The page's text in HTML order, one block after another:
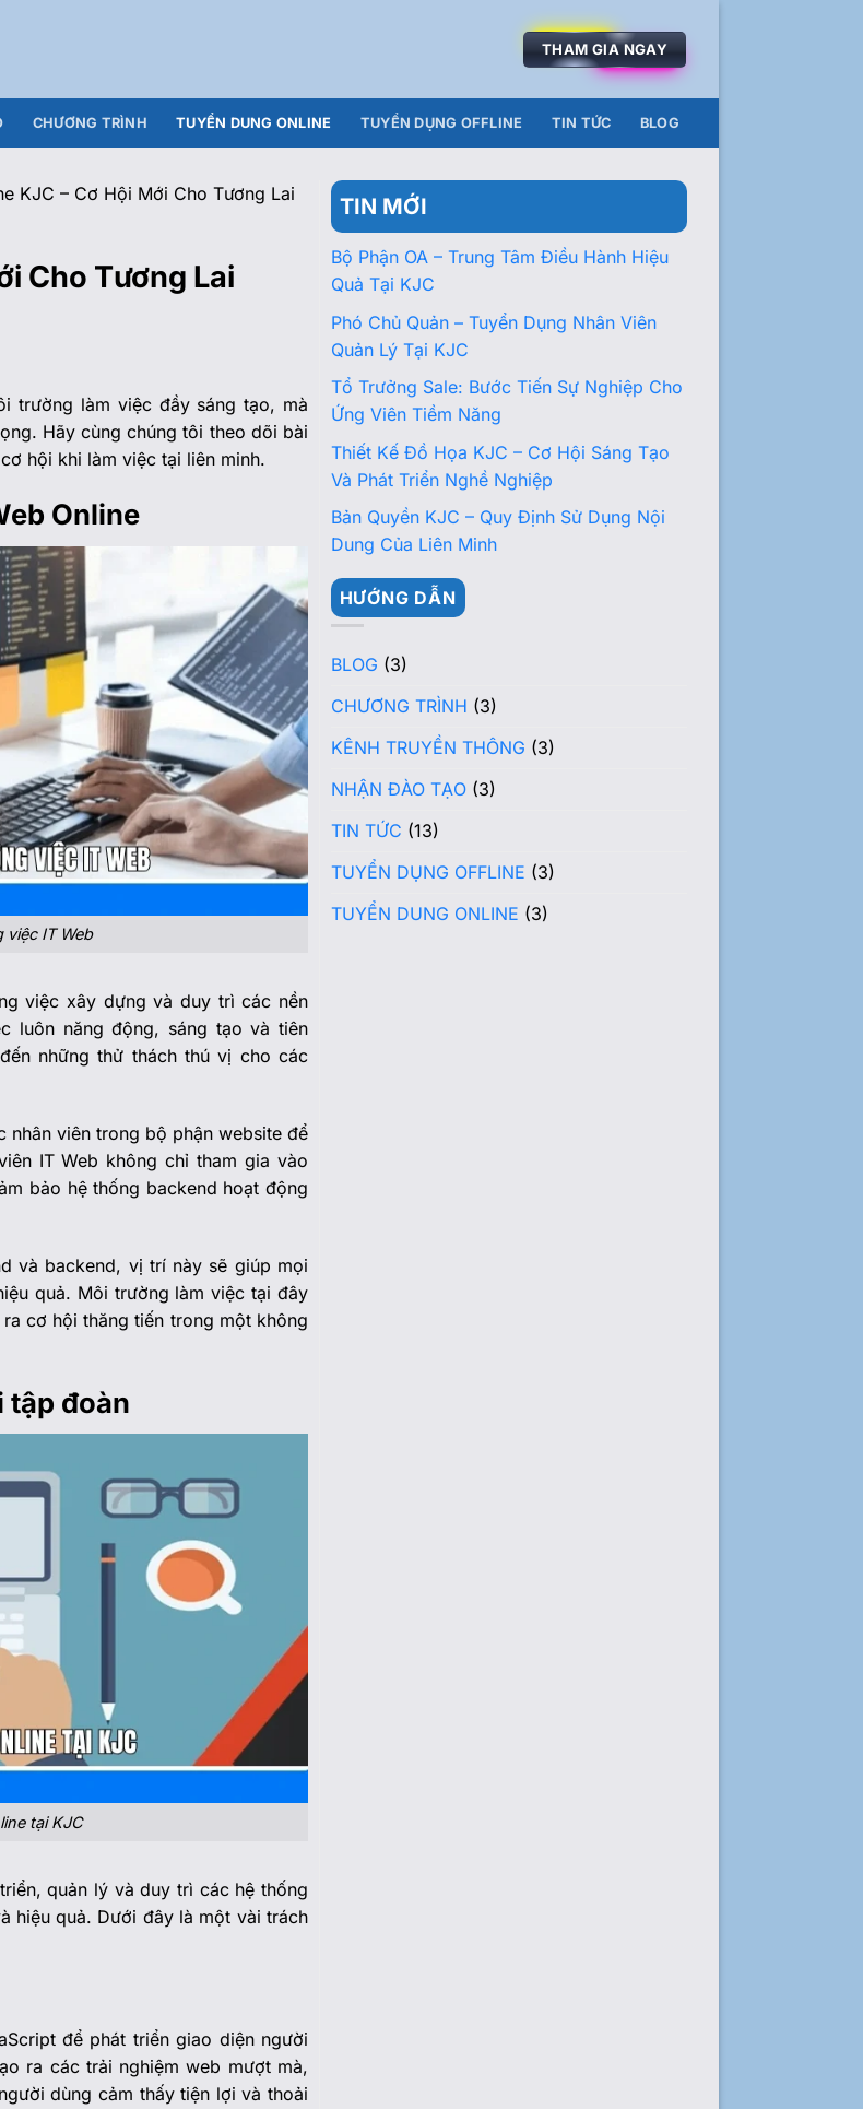
THAM GIA NGAY
CHƯƠNG TRÌNH TUYỂN DUNG ONLINE TUYỂN DỤNG OFFLINE TIN TỨC BLOG
KJC – Cơ Hội Mới Cho Tương Lai
Cho Tương Lai
trường làm việc đầy sáng tạo, mà
Hãy cùng chúng tôi theo dõi bài
hội khi làm việc tại liên minh.
Online
IT Web
việc xây dựng và duy trì các nền
luôn năng động, sáng tạo và tiên
những thử thách thú vị cho các
nhân viên trong bộ phận website để
IT Web không chỉ tham gia vào
bảo hệ thống backend hoạt động
và backend, vị trí này sẽ giúp mọi
quả. Môi trường làm việc tại đây
cơ hội thăng tiến trong một không
tập đoàn
tại KJC
quản lý và duy trì các hệ thống
hiệu quả. Dưới đây là một vài trách
để phát triển giao diện người
ra các trải nghiệm web mượt mà,
dùng cảm thấy tiện lợi và thoải
TIN MỚI
Bộ Phận OA – Trung Tâm Điều Hành Hiệu
Quả Tại KJC
Phó Chủ Quản – Tuyển Dụng Nhân Viên
Quản Lý Tại KJC
Tổ Trưởng Sale: Bước Tiến Sự Nghiệp Cho
Ứng Viên Tiềm Năng
Thiết Kế Đồ Họa KJC – Cơ Hội Sáng Tạo
Và Phát Triển Nghề Nghiệp
Bản Quyền KJC – Quy Định Sử Dụng Nội
Dung Của Liên Minh
HƯỚNG DẪN
BLOG (3)
CHƯƠNG TRÌNH (3)
KÊNH TRUYỀN THÔNG (3)
NHẬN ĐÀO TẠO(3)
TIN TỨC (13)
TUYỂN DỤNG OFFLINE (3)
TUYỂN DUNG ONLINE (3)